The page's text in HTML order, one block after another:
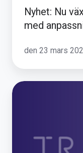
här!Nyhet: Nu
med
den 23 mars
Vi